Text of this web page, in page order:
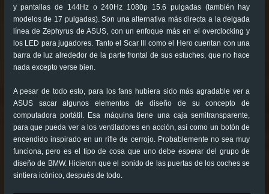
y pantallas de 144Hz o 240Hz 1080p 15.6 pulgadas (también hay
modelos de 17 pulgadas). Son una alternativa más directa a la delgada
línea de Zephyrus de ASUS, con un enfoque más en el overclocking y
los LED para jugadores. Tanto el Scar III como el Hero cuentan con una
barra de luz alrededor de la parte frontal de sus estuches, que no hace
nada excepto verse bien.
A pesar de todo esto, para los fans hubiera sido más agradable ver a
ASUS sacar algunos elementos de diseño de su concepto de
computadora portátil. Esa máquina tiene una caja semitransparente,
para que pueda ver a los ventiladores en acción, así como un botón de
encendido inspirado en un rifle de cerrojo. Probablemente no sea muy
funciona, pero es el tipo de cosa que uno debe esperar del grupo de
diseño de BMW. Hicieron que el sonido de las puertas de los coches se
sintiera icónico, después de todo.